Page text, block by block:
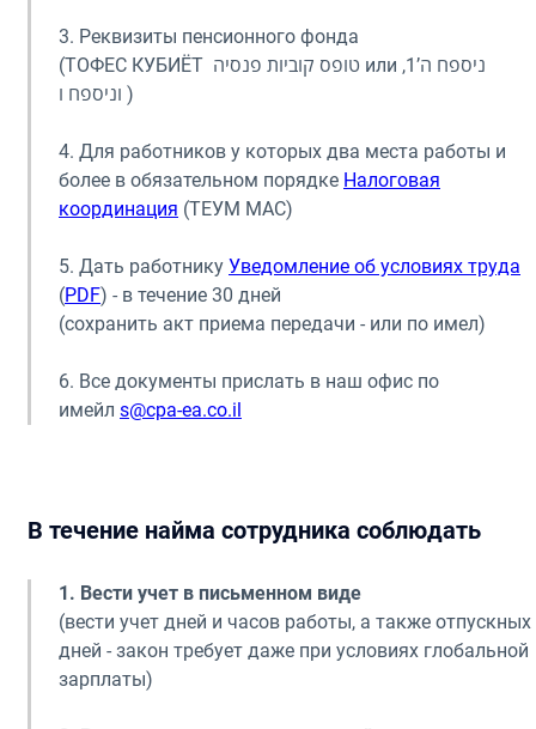
3. Реквизиты пенсионного фонда
(ТОФЕС КУБИЁТ טופס קוביות פנסיה или ניספח ה’1,
וניספח ו )
4. Для работников у которых два места работы и
более в обязательном порядке Налоговая
координация (ТЕУМ МАС)
5. Дать работнику Уведомление об условиях труда
(PDF) - в течение 30 дней
(сохранить акт приема передачи - или по имел)
6. Все документы прислать в наш офис по
имейл s@cpa-ea.co.il
В течение найма сотрудника соблюдать
1. Вести учет в письменном виде
(вести учет дней и часов работы, а также отпускных
дней - закон требует даже при условиях глобальной
зарплаты)